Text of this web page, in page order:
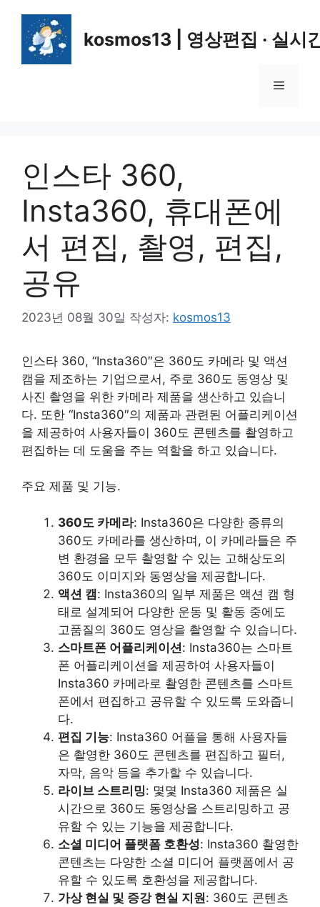
kosmos13 | 영상편집 · 실시
메
인스타 360,
Insta360, 휴대폰에
서 편집, 촬영, 편집,
공유
2023년 08월 30일 작성자: kosmos13
인스타 360, “Insta360″은 360도 카메라 및 액션
캠을 제조하는 기업으로서, 주로 360도 동영상 및
사진 촬영을 위한 카메라 제품을 생산하고 있습니
다. 또한 “Insta360″의 제품과 관련된 어플리케이션
을 제공하여 사용자들이 360도 콘텐츠를 촬영하고
편집하는 데 도움을 주는 역할을 하고 있습니다.
주요 제품 및 기능.
360도 카메라: Insta360은 다양한 종류의
360도 카메라를 생산하며, 이 카메라들은 주
변 환경을 모두 촬영할 수 있는 고해상도의
360도 이미지와 동영상을 제공합니다.
액션 캠: Insta360의 일부 제품은 액션 캠 형
태로 설계되어 다양한 운동 및 활동 중에도
고품질의 360도 영상을 촬영할 수 있습니다.
스마트폰 어플리케이션: Insta360는 스마트
폰 어플리케이션을 제공하여 사용자들이
Insta360 카메라로 촬영한 콘텐츠를 스마트
폰에서 편집하고 공유할 수 있도록 도와줍니
다.
편집 기능: Insta360 어플을 통해 사용자들
은 촬영한 360도 콘텐츠를 편집하고 필터,
자막, 음악 등을 추가할 수 있습니다.
라이브 스트리밍: 몇몇 Insta360 제품은 실
시간으로 360도 동영상을 스트리밍하고 공
유할 수 있는 기능을 제공합니다.
소셜 미디어 플랫폼 호환성: Insta360 촬영한
콘텐츠는 다양한 소셜 미디어 플랫폼에서 공
유할 수 있도록 호환성을 제공합니다.
가상 현실 및 증강 현실 지원: 360도 콘텐츠